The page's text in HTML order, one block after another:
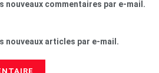
nouveaux commentaires par e-mail.
nouveaux articles par e-mail.